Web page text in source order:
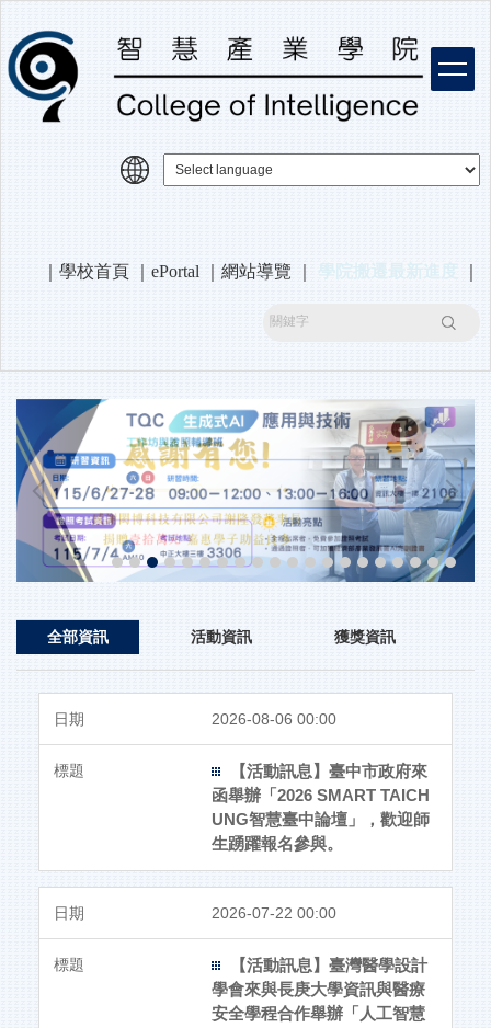
到
主
要
學校首頁 ePortal 網站導覽 學院搬遷最新進度
搜尋
全部資訊 活動資訊 獲獎資訊
2026-08-06 00:00
【活動訊息】臺中市政府來
函舉辦「2026 SMART TAICH
UNG智慧臺中論壇」，歡迎師
生踴躍報名參與。
2026-07-22 00:00
【活動訊息】臺灣醫學設計
學會來與長庚大學資訊與醫療
安全學程合作舉辦「人工智慧